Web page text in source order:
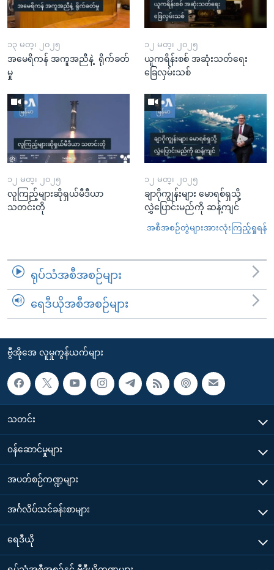
၁၃ မတ္၊ ၂၀၂၅
အမေရိကန် အကူအညီနဲ့ ရိုက်ခတ်
မှု
၁၂ မတ္၊ ၂၀၂၅
ယူကရိန်းစစ် အဆုံးသတ်ရေး
ခြေလှမ်းသစ်
၁၂ မတ္၊ ၂၀၂၅
လူကြည့်များဆိုရှယ်မီဒီယာ
သတင်းတို
၁၂ မတ္၊ ၂၀၂၅
ချာဂိုကျွန်းများ မောရစ်ရှသို့
လွှဲပြောင်းမည်ကို ဆန့်ကျင်
အစီအစဉ်တွဲများအားလုံးကြည့်ရှုရန်
ရုပ်သံအစီအစဉ်များ
ရေဒီယိုအစီအစဉ်များ
ဗွီအိုအေ လူမှုကွန်ယက်များ
သတင်း
၀န်ဆောင်မှုများ
အပတ်စဉ်ကဏ္ဍများ
အင်္ဂလိပ်သင်ခန်းစာများ
ရေဒီယို